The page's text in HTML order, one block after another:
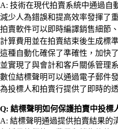
A: 技術在現代拍賣系統中通過自
減少人為錯誤和提高效率發揮了
拍賣軟件可以即時編譯銷售細節、
計算費用並在拍賣結束後生成標
這種自動化確保了準確性，加快
並實現了與會計和客戶關係管理
數位結標聲明可以通過電子郵件
為投標人和拍賣行提供了即時的
Q: 結標聲明如何保護拍賣中投標
A: 結標聲明通過提供拍賣結果的